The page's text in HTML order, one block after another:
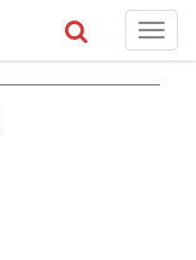
Toggle